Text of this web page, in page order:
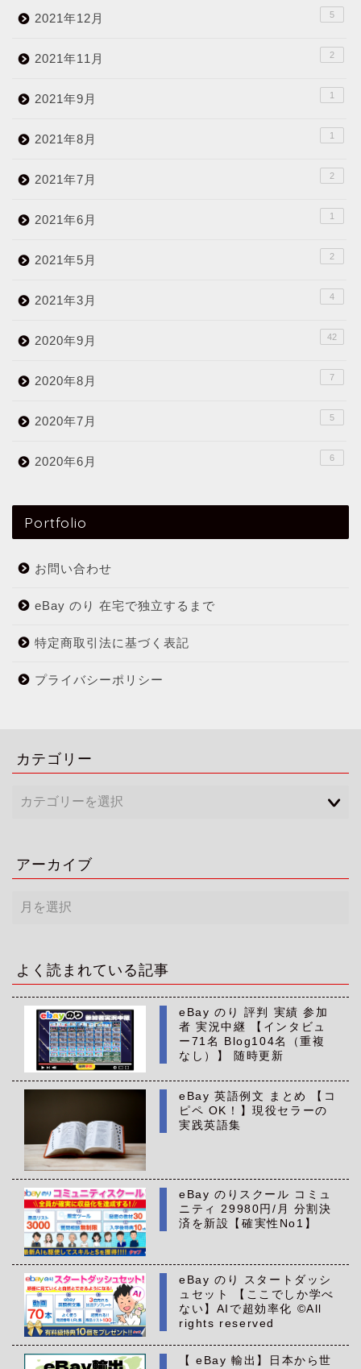
2021年12月 5
2021年11月 2
2021年9月 1
2021年8月 1
2021年7月 2
2021年6月 1
2021年5月 2
2021年3月 4
2020年9月 42
2020年8月 7
2020年7月 5
2020年6月 6
Portfolio
お問い合わせ
eBay のり 在宅で独立するまで
特定商取引法に基づく表記
プライバシーポリシー
カテゴリー
アーカイブ
ー
ブ
よく読まれている記事
eBay のり 評判 実績 参加
者 実況中継 【インタビュ
ー71名 Blog104名（重複
なし）】 随時更新
eBay 英語例文 まとめ 【コ
ピペ OK！】現役セラーの
実践英語集
eBay のりスクール コミュ
ニティ 29980円/月 分割決
済を新設【確実性No1】
eBay のり スタートダッシ
ュセット 【ここでしか学べ
ない】AIで超効率化 ©All
rights reserved
【 eBay 輸出】日本から世